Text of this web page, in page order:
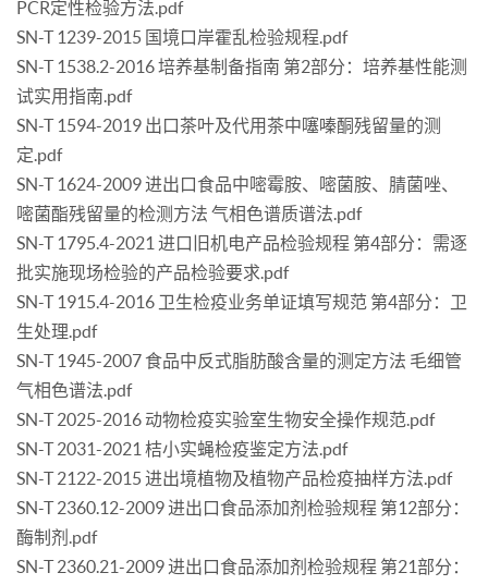
PCR定性检验方法.pdf
SN-T 1239-2015 国境口岸霍乱检验规程.pdf
SN-T 1538.2-2016 培养基制备指南 第2部分：培养基性能测
试实用指南.pdf
SN-T 1594-2019 出口茶叶及代用茶中噻嗪酮残留量的测
定.pdf
SN-T 1624-2009 进出口食品中嘧霉胺、嘧菌胺、腈菌唑、
嘧菌酯残留量的检测方法 气相色谱质谱法.pdf
SN-T 1795.4-2021 进口旧机电产品检验规程 第4部分：需逐
批实施现场检验的产品检验要求.pdf
SN-T 1915.4-2016 卫生检疫业务单证填写规范 第4部分：卫
生处理.pdf
SN-T 1945-2007 食品中反式脂肪酸含量的测定方法 毛细管
气相色谱法.pdf
SN-T 2025-2016 动物检疫实验室生物安全操作规范.pdf
SN-T 2031-2021 桔小实蝇检疫鉴定方法.pdf
SN-T 2122-2015 进出境植物及植物产品检疫抽样方法.pdf
SN-T 2360.12-2009 进出口食品添加剂检验规程 第12部分：
酶制剂.pdf
SN-T 2360.21-2009 进出口食品添加剂检验规程 第21部分：